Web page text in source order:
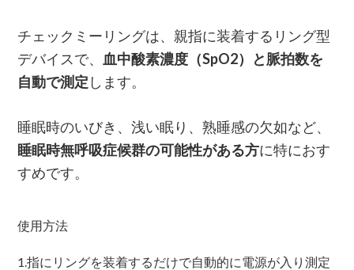
チェックミーリングは、親指に装着するリング型
デバイスで、 血中酸素濃度（SpO2）と脈拍数を
自動で測定 します。
睡眠時のいびき、浅い眠り、熟睡感の欠如など、
睡眠時無呼吸症候群の可能性がある方に特におす
すめです。
使用方法
1.指にリングを装着するだけで自動的に電源が入り測定